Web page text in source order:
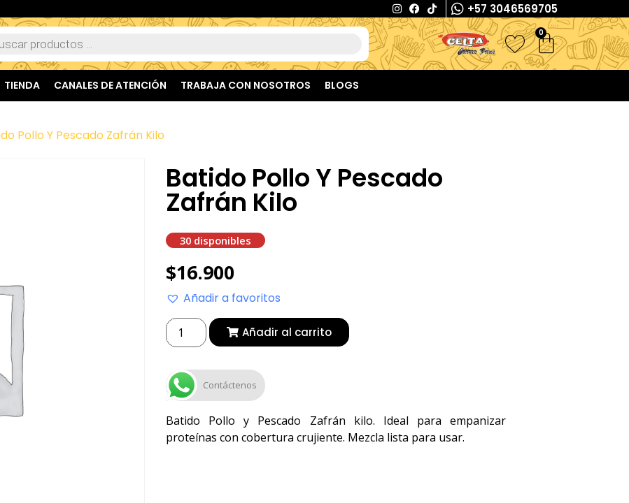
+57 3046569705
0
TIENDA CANALES DE ATENCIÓN TRABAJA CON NOSOTROS BLOGS
Pollo Y Pescado Zafrán Kilo
Batido Pollo Y Pescado
Zafrán Kilo
30 disponibles
$16.900
Añadir a favoritos
Añadir al carrito
Contáctenos
Batido Pollo y Pescado Zafrán kilo. Ideal para empanizar
proteínas con cobertura crujiente. Mezcla lista para usar.